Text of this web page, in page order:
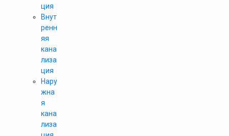
ция
Внут
ренн
яя
кана
лиза
ция
Нару
жна
я
кана
лиза